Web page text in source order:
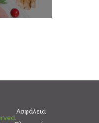
Ασφάλεια